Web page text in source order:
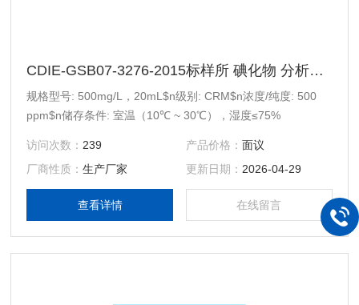
CDIE-GSB07-3276-2015标样所 碘化物 分析校准用标准样品
规格型号: 500mg/L，20mL$n级别: CRM$n浓度/纯度: 500
ppm$n储存条件: 室温（10℃ ~ 30℃），湿度≤75%
访问次数： 239 产品价格： 面议
厂商性质：生产厂家 更新日期： 2026-04-29
查看详情 在线留言